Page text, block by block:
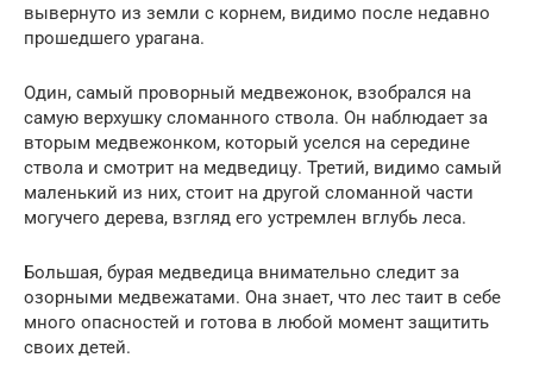
вывернуто из земли с корнем, видимо после недавно
прошедшего урагана.
Один, самый проворный медвежонок, взобрался на
самую верхушку сломанного ствола. Он наблюдает за
вторым медвежонком, который уселся на середине
ствола и смотрит на медведицу. Третий, видимо самый
маленький из них, стоит на другой сломанной части
могучего дерева, взгляд его устремлен вглубь леса.
Большая, бурая медведица внимательно следит за
озорными медвежатами. Она знает, что лес таит в себе
много опасностей и готова в любой момент защитить
своих детей.